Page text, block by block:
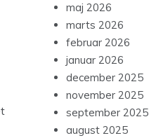
maj 2026
marts 2026
februar 2026
januar 2026
december 2025
november 2025
september 2025
august 2025